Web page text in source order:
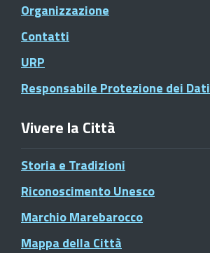
Organizzazione
Contatti
URP
Responsabile Protezione dei Dati
Vivere la Città
Storia e Tradizioni
Riconoscimento Unesco
Marchio Marebarocco
Mappa della Città